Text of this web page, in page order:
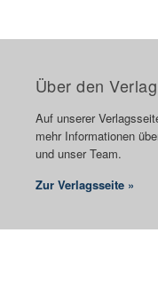
Über den Verlag
Auf unserer
mehr Informationen
und unser Team.
Zur Verlagsseite »